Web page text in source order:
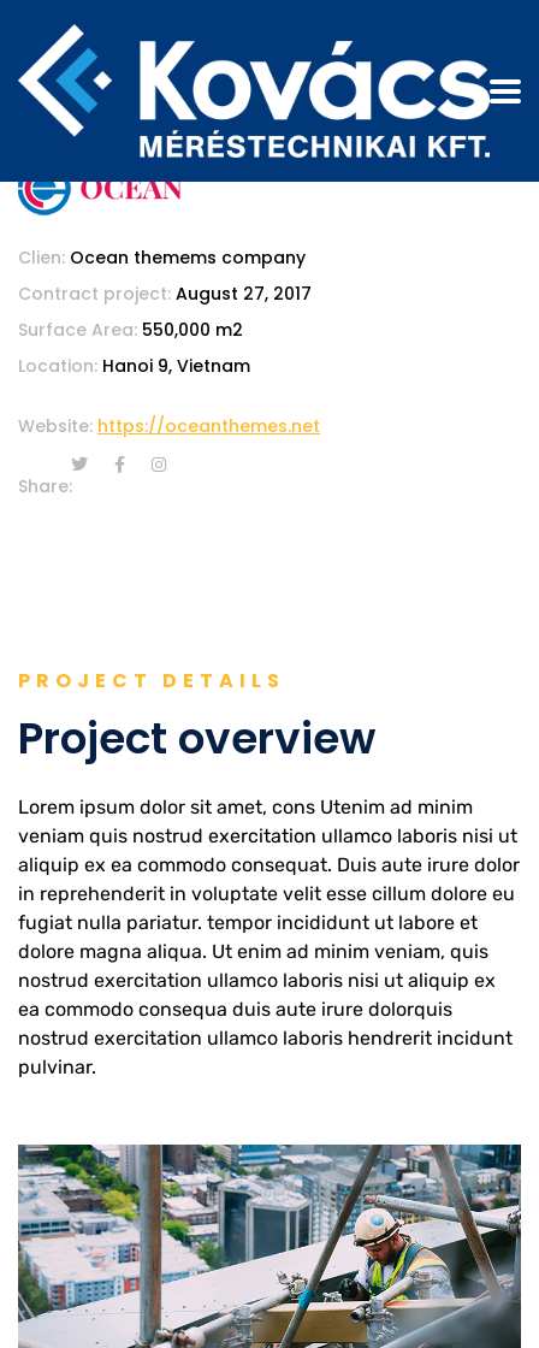
Clien: Ocean themems company
Contract project: August 27, 2017
Surface Area: 550,000 m2
Location: Hanoi 9, Vietnam
Website: https://oceanthemes.net
Share:
PROJECT DETAILS
Project overview
Lorem ipsum dolor sit amet, cons Utenim ad minim
veniam quis nostrud exercitation ullamco laboris nisi ut
aliquip ex ea commodo consequat. Duis aute irure dolor
in reprehenderit in voluptate velit esse cillum dolore eu
fugiat nulla pariatur. tempor incididunt ut labore et
dolore magna aliqua. Ut enim ad minim veniam, quis
nostrud exercitation ullamco laboris nisi ut aliquip ex
ea commodo consequa duis aute irure dolorquis
nostrud exercitation ullamco laboris hendrerit incidunt
pulvinar.